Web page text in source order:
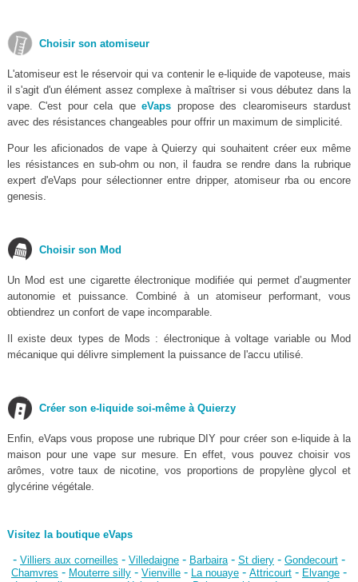
Choisir son atomiseur
L'atomiseur est le réservoir qui va contenir le e-liquide de vapoteuse, mais
il s'agit d'un élément assez complexe à maîtriser si vous débutez dans la
vape. C'est pour cela queeVaps propose des clearomiseurs stardust
avec des résistances changeables pour offrir un maximum de simplicité.
Pour les aficionados de vape à Quierzy qui souhaitent créer eux même
les résistances en sub-ohm ou non, il faudra se rendre dans la rubrique
expert d'eVaps pour sélectionner entre dripper, atomiseur rba ou encore
genesis.
Choisir son Mod
Un Mod est une cigarette électronique modifiée qui permet d’augmenter
autonomie et puissance. Combiné à un atomiseur performant, vous
obtiendrez un confort de vape incomparable.
Il existe deux types de Mods : électronique à voltage variable ou Mod
mécanique qui délivre simplement la puissance de l'accu utilisé.
Créer son e-liquide soi-même à Quierzy
Enfin, eVaps vous propose une rubrique DIY pour créer son e-liquide à la
maison pour une vape sur mesure. En effet, vous pouvez choisir vos
arômes, votre taux de nicotine, vos proportions de propylène glycol et
glycérine végétale.
Visitez la boutique eVaps
- Villiers aux corneilles - Villedaigne- Barbaira- St diery- Gondecourt-
Chamvres - Mouterre silly- Vienville- La nouaye- Attricourt- Elvange-